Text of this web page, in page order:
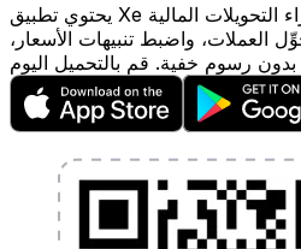
يحتوي تطبيق Xe على كل ما تحتاجه لإجراء التحويلات المالية
العملات، واضبط تنبيهات الأسعار،